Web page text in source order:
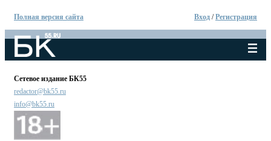
Полная версия сайта Вход /Регистрация
Сетевое издание БК55
redactor@bk55.ru
info@bk55.ru